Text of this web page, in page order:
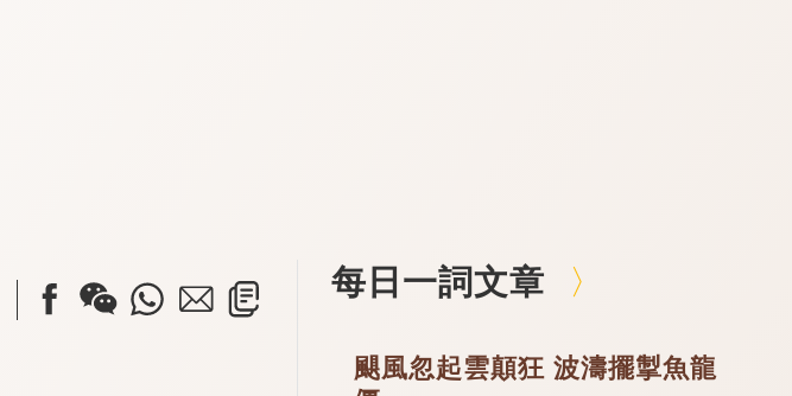
每日一詞文章
颶風忽起雲顛狂 波濤擺掣魚龍